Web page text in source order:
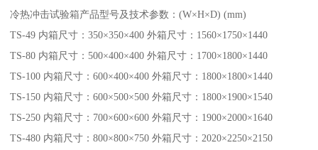
冷热冲击试验箱产品型号及技术参数：(W×H×D) (mm)
TS-49 内箱尺寸：350×350×400 外箱尺寸：1560×1750×1440
TS-80 内箱尺寸：500×400×400 外箱尺寸：1700×1800×1440
TS-100 内箱尺寸：600×400×400 外箱尺寸：1800×1800×1440
TS-150 内箱尺寸：600×500×500 外箱尺寸：1800×1900×1540
TS-250 内箱尺寸：700×600×600 外箱尺寸：1900×2000×1640
TS-480 内箱尺寸：800×800×750 外箱尺寸：2020×2250×2150